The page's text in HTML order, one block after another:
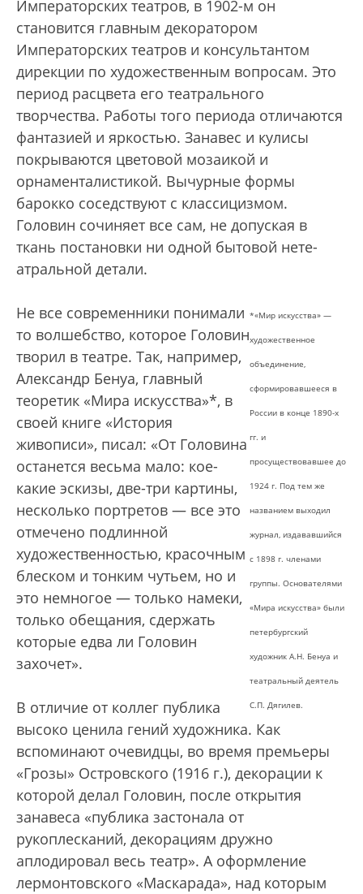
Императорских театров, в 1902-м он
становится главным декоратором
Императорских театров и консультантом
дирекции по художественным вопросам. Это
период расцвета его театрального
творчества. Работы того периода отличаются
фантазией и яркостью. Занавес и кулисы
покрываются цветовой мозаикой и
орнаменталистикой. Вычурные формы
барокко соседствуют с классицизмом.
Головин сочиняет все сам, не допуская в
ткань постановки ни одной бытовой нете-
атральной детали.
*«Мир искусства» —
художественное
объединение,
сформировавшееся в
России в конце 1890-х
гг. и
просуществовавшее до
1924 г. Под тем же
названием выходил
журнал, издававшийся
с 1898 г. членами
группы. Основателями
«Мира искусства» были
петербургский
художник А.Н. Бенуа и
театральный деятель
С.П. Дягилев.
Не все современники понимали
то волшебство, которое Головин
творил в театре. Так, например,
Александр Бенуа, главный
теоретик «Мира искусства»*, в
своей книге «История
живописи», писал: «От Головина
останется весьма мало: кое-
какие эскизы, две-три картины,
несколько портретов — все это
отмечено подлинной
художественностью, красочным
блеском и тонким чутьем, но и
это немногое — только намеки,
только обещания, сдержать
которые едва ли Головин
захочет».
В отличие от коллег публика
высоко ценила гений художника. Как
вспоминают очевидцы, во время премьеры
«Грозы» Островского (1916 г.), декорации к
которой делал Головин, после открытия
занавеса «публика застонала от
рукоплесканий, декорациям дружно
аплодировал весь театр». А оформление
лермонтовского «Маскарада», над которым